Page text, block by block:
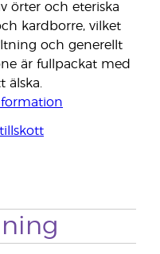
örter och eteriska
kardborre, vilket
och generellt
är fullpackat med